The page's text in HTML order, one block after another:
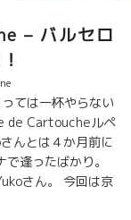
– バルセロ
ては一杯やらない
de Cartoucheルペ
んとは４か月前に
逢ったばかり。
さん。 今回は京
い。 終了後、大